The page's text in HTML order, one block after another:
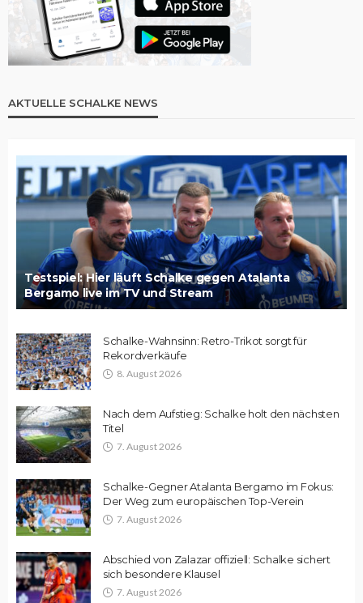
AKTUELLE SCHALKE NEWS
Testspiel: Hier läuft Schalke gegen Atalanta
Bergamo live im TV und Stream
Schalke-Wahnsinn: Retro-Trikot sorgt für
Rekordverkäufe
8. August 2026
Nach dem Aufstieg: Schalke holt den nächsten
Titel
7. August 2026
Schalke-Gegner Atalanta Bergamo im Fokus:
Der Weg zum europäischen Top-Verein
7. August 2026
Abschied von Zalazar offiziell: Schalke sichert
sich besondere Klausel
7. August 2026